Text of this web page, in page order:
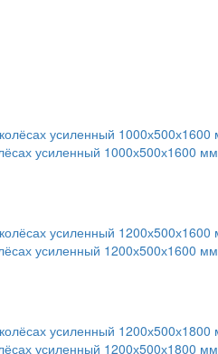
усиленный 1000х500х1600 мм
усиленный 1200х500х1600 мм
усиленный 1200х500х1800 мм